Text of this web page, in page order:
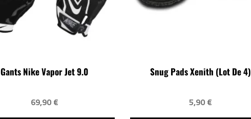
Gants Nike Vapor Jet 9.0
69,90 €
Snug Pads Xenith (lot De 4)
5,90 €